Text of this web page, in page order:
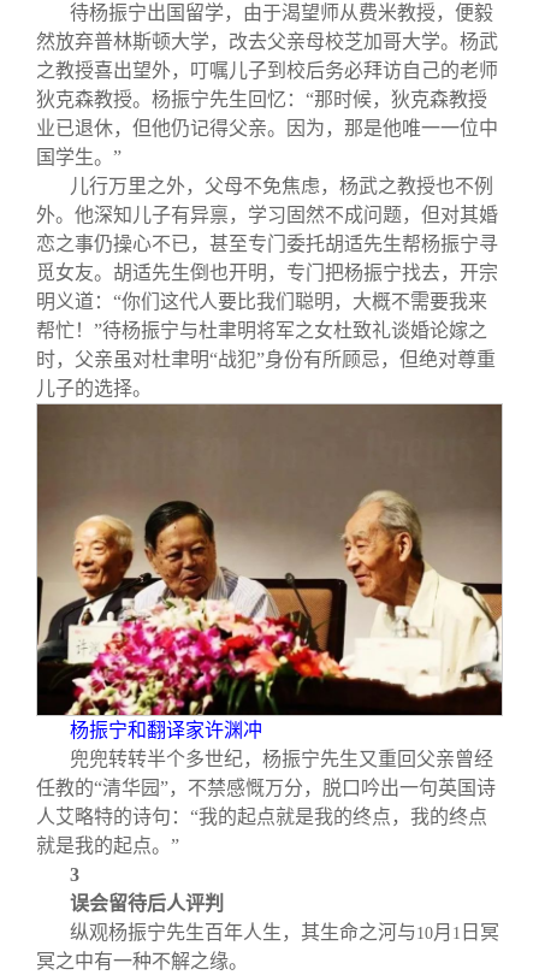
待杨振宁出国留学，由于渴望师从费米教授，便毅
然放弃普林斯顿大学，改去父亲母校芝加哥大学。杨武
之教授喜出望外，叮嘱儿子到校后务必拜访自己的老师
狄克森教授。杨振宁先生回忆：“那时候，狄克森教授
业已退休，但他仍记得父亲。因为，那是他唯一一位中
国学生。”
儿行万里之外，父母不免焦虑，杨武之教授也不例
外。他深知儿子有异禀，学习固然不成问题，但对其婚
恋之事仍操心不已，甚至专门委托胡适先生帮杨振宁寻
觅女友。胡适先生倒也开明，专门把杨振宁找去，开宗
明义道：“你们这代人要比我们聪明，大概不需要我来
帮忙！”待杨振宁与杜聿明将军之女杜致礼谈婚论嫁之
时，父亲虽对杜聿明“战犯”身份有所顾忌，但绝对尊重
儿子的选择。
杨振宁和翻译家许渊冲
兜兜转转半个多世纪，杨振宁先生又重回父亲曾经
任教的“清华园”，不禁感慨万分，脱口吟出一句英国诗
人艾略特的诗句：“我的起点就是我的终点，我的终点
就是我的起点。”
3
误会留待后人评判
纵观杨振宁先生百年人生，其生命之河与10月 1 日冥
冥之中有一种不解之缘。